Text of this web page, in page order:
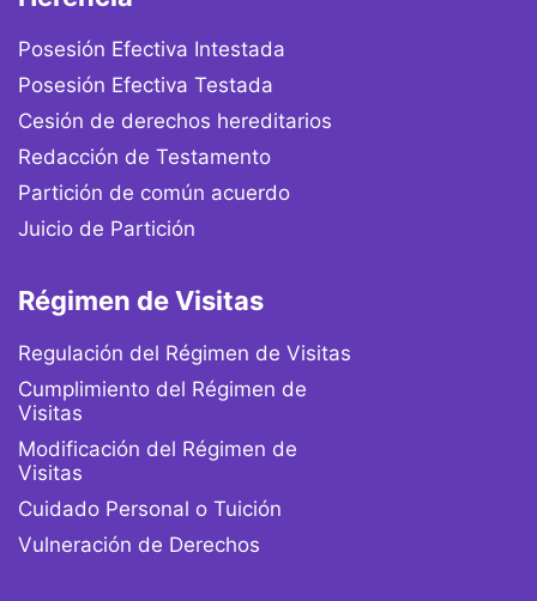
Posesión Efectiva Intestada
Posesión Efectiva Testada
Cesión de derechos hereditarios
Redacción de Testamento
Partición de común acuerdo
Juicio de Partición
Régimen de Visitas
Regulación del Régimen de Visitas
Cumplimiento del Régimen de
Visitas
Modificación del Régimen de
Visitas
Cuidado Personal o Tuición
Vulneración de Derechos